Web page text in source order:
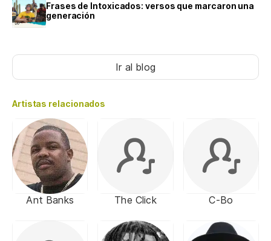
Frases de Intoxicados: versos que marcaron una
generación
Ir al blog
Artistas relacionados
Ant Banks The Click C-Bo